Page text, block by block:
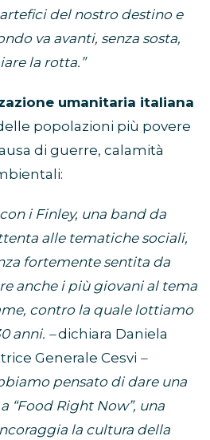
artefici del nostro destino e
va avanti, senza sosta,
la rotta.”
umanitaria italiana
popolazioni più povere
di guerre, calamità
i Finley, una band da
alle tematiche sociali,
fortemente sentita da
anche i più giovani al tema
contro la quale lottiamo
anni. –dichiara Daniela
Generale Cesvi –
pensato di dare una
“Food Right Now”, una
la cultura della